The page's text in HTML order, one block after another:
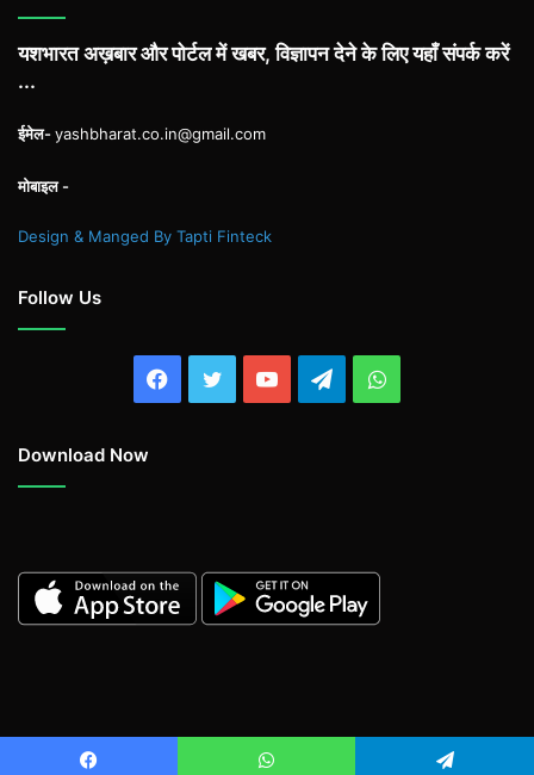
यशभारत अख़बार और पोर्टल में खबर, विज्ञापन देने के लिए यहाँ संपर्क करें
...
ईमेल-yashbharat.co.in@gmail.com
मोबाइल -
Design & Manged By Tapti Finteck
Follow Us
Facebook
TwitterYouTubeTelegramWhatsApp
Download Now